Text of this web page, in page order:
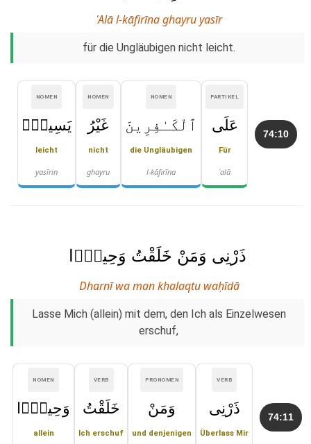
ʿAlā l-kāfirīna ghayru yasīr
für die Ungläubigen nicht leicht.
74:10
PARTIKEL
عَلَى
Für
ʿalā
NOMEN
ٱلْكَـٰفِرِينَ
die Ungläubigen
l-kāfirīna
NOMEN
غَيْرُ
nicht
ghayru
NOMEN
يَسِيرٍۢ
leicht
yasīrin
ذَرْنِى وَمَنْ خَلَقْتُ وَحِيدًۭا
Dharnī wa man khalaqtu waḥīdā
Lasse Mich (allein) mit dem, den Ich als Einzelwesen
erschuf,
74:11
VERB
ذَرْنِى
Überlass Mir
PRONOMEN
وَمَنْ
und denjenigen
VERB
خَلَقْتُ
Ich erschuf
NOMEN
وَحِيدًۭا
allein